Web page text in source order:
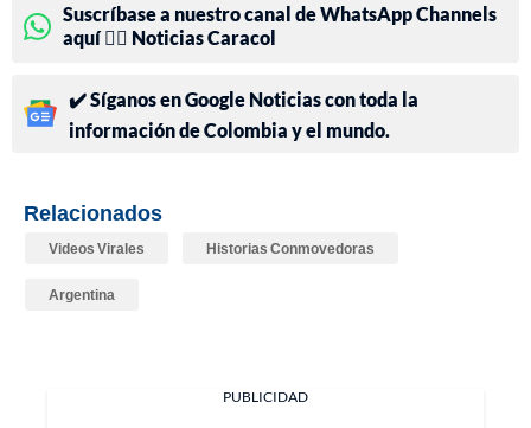
Suscríbase a nuestro canal de WhatsApp Channels
aquí 👉🏻 Noticias Caracol
✔️ Síganos en Google Noticias con toda la
información de Colombia y el mundo.
Relacionados
Videos Virales Historias Conmovedoras
Argentina
PUBLICIDAD